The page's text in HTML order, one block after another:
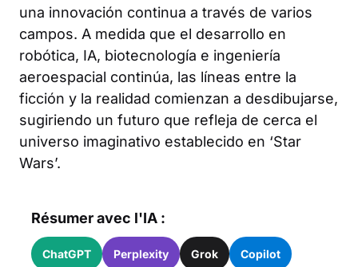
una innovación continua a través de varios
campos. A medida que el desarrollo en
robótica, IA, biotecnología e ingeniería
aeroespacial continúa, las líneas entre la
ficción y la realidad comienzan a desdibujarse,
sugiriendo un futuro que refleja de cerca el
universo imaginativo establecido en ‘Star
Wars’.
Résumer avec l'IA :
ChatGPT Perplexity Grok Copilot